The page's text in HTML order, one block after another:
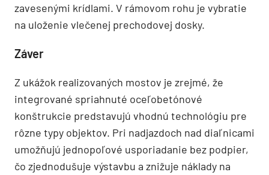
zavesenými krídlami. V rámovom rohu je vybratie
na uloženie vlečenej prechodovej dosky.
Záver
Z ukážok realizovaných mostov je zrejmé, že
integrované spriahnuté oceľobetónové
konštrukcie predstavujú vhodnú technológiu pre
rôzne typy objektov. Pri nadjazdoch nad diaľnicami
umožňujú jednopoľové usporiadanie bez podpier,
čo zjednodušuje výstavbu a znižuje náklady na